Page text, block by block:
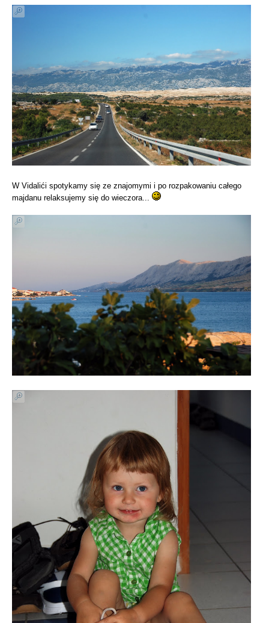
W Vidalići spotykamy się ze znajomymi i po rozpakowaniu całego
majdanu relaksujemy się do wieczora...